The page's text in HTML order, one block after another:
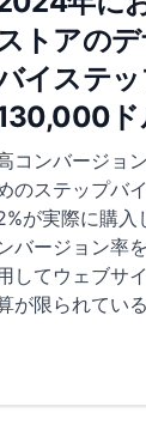
トアの
イステ
ド
コンバージョ
のステップバ
が実際に購入
バージョン率
してウェブサ
が限られてい